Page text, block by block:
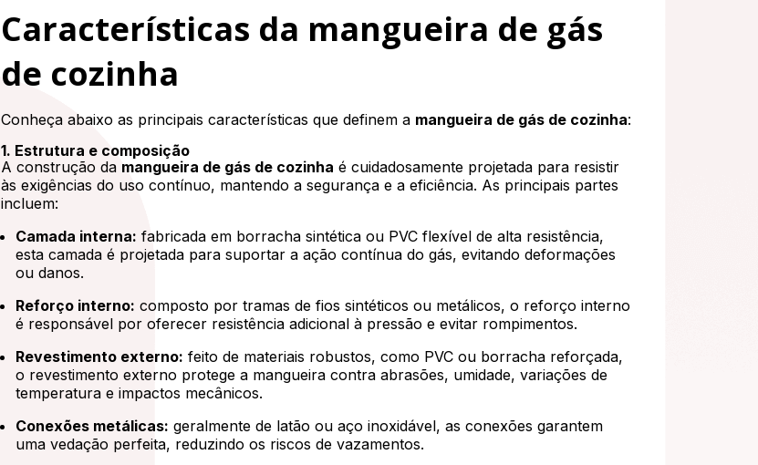
Características da mangueira de gás
de cozinha
Conheça abaixo as principais características que definem a mangueira de gás de cozinha:
1. Estrutura e composição
A construção da mangueira de gás de cozinha é cuidadosamente projetada para resistir
às exigências do uso contínuo, mantendo a segurança e a eficiência. As principais partes
incluem:
Camada interna: fabricada em borracha sintética ou PVC flexível de alta resistência,
esta camada é projetada para suportar a ação contínua do gás, evitando deformações
ou danos.
Reforço interno: composto por tramas de fios sintéticos ou metálicos, o reforço interno
é responsável por oferecer resistência adicional à pressão e evitar rompimentos.
Revestimento externo: feito de materiais robustos, como PVC ou borracha reforçada,
o revestimento externo protege a mangueira contra abrasões, umidade, variações de
temperatura e impactos mecânicos.
Conexões metálicas: geralmente de latão ou aço inoxidável, as conexões garantem
uma vedação perfeita, reduzindo os riscos de vazamentos.